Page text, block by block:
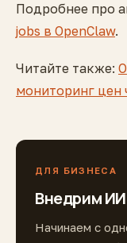
Подробнее про
jobs в OpenClaw.
Читайте также:
мониторинг цен
ДЛЯ БИЗНЕСА
Внедрим ИИ
Начинаем с